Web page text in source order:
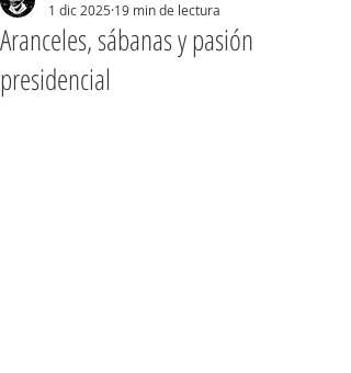
Aranceles, sábanas y pasión
presidencial
1 dic 2025 19 min de lectura